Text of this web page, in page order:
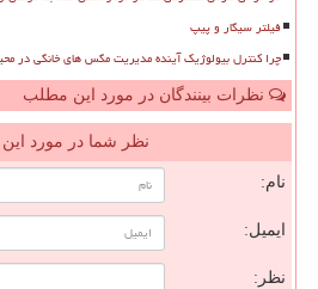
فیلتر سیگار و پیپ
چرا کنترل بیولوژیک آینده مدیریت مگس های خانگی در
نظرات بینندگان در مورد این مطلب
نظر شما در مورد
نام:
ایمیل:
نظر: